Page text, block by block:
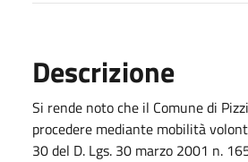
Descrizione
Si rende noto che il Comune di
procedere mediante mobilità
30 del D. Lgs. 30 marzo 2001 n.